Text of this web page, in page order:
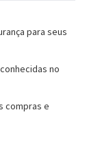
para seus
no
compras e